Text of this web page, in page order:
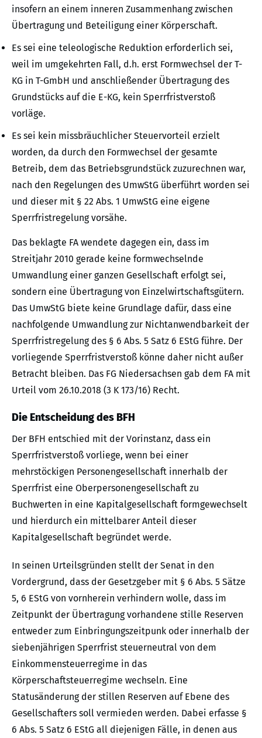
insofern an einem inneren Zusammenhang zwischen
Übertragung und Beteiligung einer Körperschaft.
Es sei eine teleologische Reduktion erforderlich sei,
weil im umgekehrten Fall, d.h. erst Formwechsel der T-
KG in T-GmbH und anschließender Übertragung des
Grundstücks auf die E-KG, kein Sperrfristverstoß
vorläge.
Es sei kein missbräuchlicher Steuervorteil erzielt
worden, da durch den Formwechsel der gesamte
Betreib, dem das Betriebsgrundstück zuzurechnen war,
nach den Regelungen des UmwStG überführt worden sei
und dieser mit § 22 Abs. 1 UmwStG eine eigene
Sperrfristregelung vorsähe.
Das beklagte FA wendete dagegen ein, dass im
Streitjahr 2010 gerade keine formwechselnde
Umwandlung einer ganzen Gesellschaft erfolgt sei,
sondern eine Übertragung von Einzelwirtschaftsgütern.
Das UmwStG biete keine Grundlage dafür, dass eine
nachfolgende Umwandlung zur Nichtanwendbarkeit der
Sperrfristregelung des § 6 Abs. 5 Satz 6 EStG führe. Der
vorliegende Sperrfristverstoß könne daher nicht außer
Betracht bleiben. Das FG Niedersachsen gab dem FA mit
Urteil vom 26.10.2018 (3 K 173/16) Recht.
Die Entscheidung des BFH
Der BFH entschied mit der Vorinstanz, dass ein
Sperrfristverstoß vorliege, wenn bei einer
mehrstöckigen Personengesellschaft innerhalb der
Sperrfrist eine Oberpersonengesellschaft zu
Buchwerten in eine Kapitalgesellschaft formgewechselt
und hierdurch ein mittelbarer Anteil dieser
Kapitalgesellschaft begründet werde.
In seinen Urteilsgründen stellt der Senat in den
Vordergrund, dass der Gesetzgeber mit § 6 Abs. 5 Sätze
5, 6 EStG von vornherein verhindern wolle, dass im
Zeitpunkt der Übertragung vorhandene stille Reserven
entweder zum Einbringungszeitpunk oder innerhalb der
siebenjährigen Sperrfrist steuerneutral von dem
Einkommensteuerregime in das
Körperschaftsteuerregime wechseln. Eine
Statusänderung der stillen Reserven auf Ebene des
Gesellschafters soll vermieden werden. Dabei erfasse §
6 Abs. 5 Satz 6 EStG all diejenigen Fälle, in denen aus